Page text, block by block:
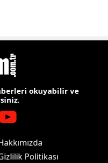
okuyabilir ve
Politikası